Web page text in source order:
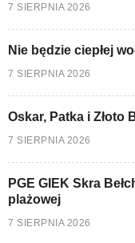
7 SIERPNIA 2026
Nie będzie ciepłej
7 SIERPNIA 2026
Oskar, Patka i Złoto
7 SIERPNIA 2026
PGE GIEK Skra
plażowej
7 SIERPNIA 2026